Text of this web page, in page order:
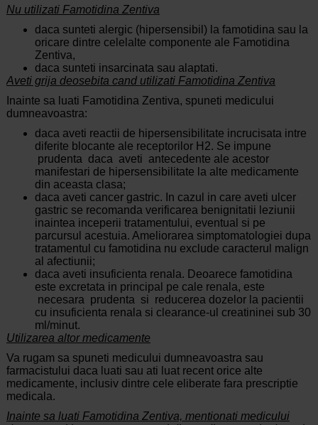
Nu utilizati Famotidina Zentiva
daca sunteti alergic (hipersensibil) la famotidina sau la
oricare dintre celelalte componente ale Famotidina
Zentiva,
daca sunteti insarcinata sau alaptati.
Aveti grija deosebita cand utilizati Famotidina Zentiva
Inainte sa luati Famotidina Zentiva, spuneti medicului
dumneavoastra:
daca aveti reactii de hipersensibilitate incrucisata intre
diferite blocante ale receptorilor H2. Se impune
prudenta daca aveti antecedente ale acestor
manifestari de hipersensibilitate la alte medicamente
din aceasta clasa;
daca aveti cancer gastric. In cazul in care aveti ulcer
gastric se recomanda verificarea benignitatii leziunii
inaintea inceperii tratamentului, eventual si pe
parcursul acestuia. Ameliorarea simptomatologiei dupa
tratamentul cu famotidina nu exclude caracterul malign
al afectiunii;
daca aveti insuficienta renala. Deoarece famotidina
este excretata in principal pe cale renala, este
necesara prudenta si reducerea dozelor la pacientii
cu insuficienta renala si clearance-ul creatininei sub 30
ml/minut.
Utilizarea altor medicamente
Va rugam sa spuneti medicului dumneavoastra sau
farmacistului daca luati sau ati luat recent orice alte
medicamente, inclusiv dintre cele eliberate fara prescriptie
medicala.
Inainte sa luati Famotidina Zentiva, mentionati medicului